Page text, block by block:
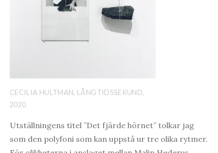
CECILIA HULTMAN, LÅNGTIDSSEKUND,
2020
Utställningens titel ”Det fjärde hörnet” tolkar jag
som den polyfoni som kan uppstå ur tre olika rytmer.